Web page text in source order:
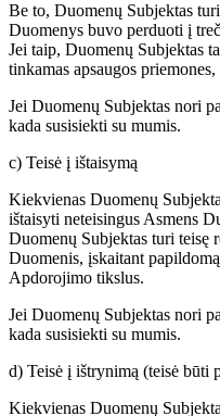
Be to, Duomenų Subjektas
Duomenys buvo perduoti į
Jei taip, Duomenų Subjektas
tinkamas apsaugos
Jei Duomenų Subjektas nori
kada susisiekti su mumis.
c) Teisė į ištaisymą
Kiekvienas Duomenų
ištaisyti neteisingus Asmens
Duomenų Subjektas turi teisę
Duomenis, įskaitant
Apdorojimo tikslus.
Jei Duomenų Subjektas nori
kada susisiekti su mumis.
d) Teisė į ištrynimą (teisė būti
Kiekvienas Duomenų